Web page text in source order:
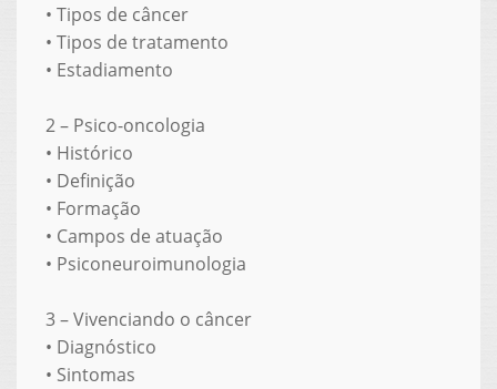
• Tipos de câncer
• Tipos de tratamento
• Estadiamento
2 – Psico-oncologia
• Histórico
• Definição
• Formação
• Campos de atuação
• Psiconeuroimunologia
3 – Vivenciando o câncer
• Diagnóstico
• Sintomas